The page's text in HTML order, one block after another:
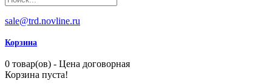
sale@trd.novline.ru
Корзина
0 товар(ов) - Цена договорная
Корзина пуста!